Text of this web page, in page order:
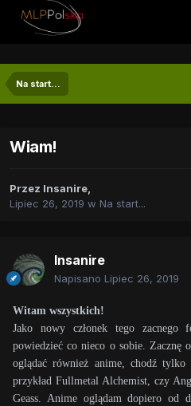
Na start...
Wiam!
Przez Insanire,
Lipiec 26, 2019 w Na start...
Insanire
Napisano Lipiec 26, 2019
Witam wszystkich!
Jako nowy członek tego zacnego
powiedzieć co nieco o sobie. Zacznę
oglądać również anime, chodź
przykład Fullmetal Alchemist, czy
Geass. Anime oglądam dopiero od